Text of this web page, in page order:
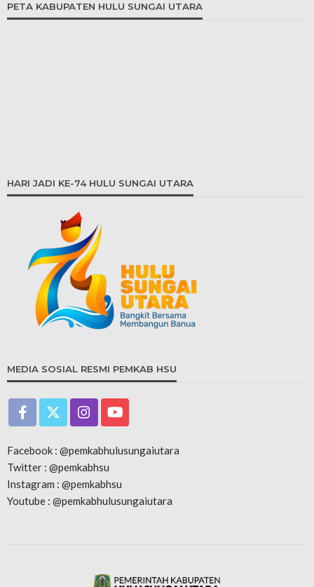
PETA KABUPATEN HULU SUNGAI UTARA
HARI JADI KE-74 HULU SUNGAI UTARA
MEDIA SOSIAL RESMI PEMKAB HSU
Facebook : @pemkabhulusungaiutara
Twitter : @pemkabhsu
Instagram : @pemkabhsu
Youtube : @pemkabhulusungaiutara